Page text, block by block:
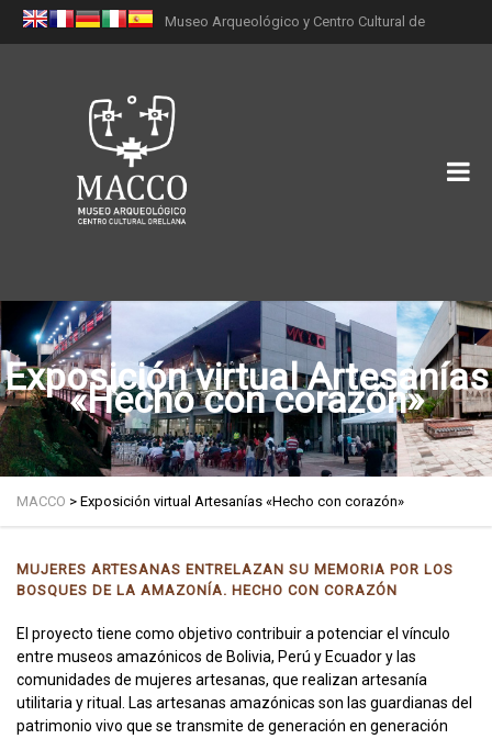
Museo Arqueológico y Centro Cultural de
Exposición virtual Artesanías
«Hecho con corazón»
MACCO > Exposición virtual Artesanías «Hecho con corazón»
MUJERES ARTESANAS ENTRELAZAN SU MEMORIA POR LOS
BOSQUES DE LA AMAZONÍA. HECHO CON CORAZÓN
El proyecto tiene como objetivo contribuir a potenciar el vínculo
entre museos amazónicos de Bolivia, Perú y Ecuador y las
comunidades de mujeres artesanas, que realizan artesanía
utilitaria y ritual. Las artesanas amazónicas son las guardianas del
patrimonio vivo que se transmite de generación en generación